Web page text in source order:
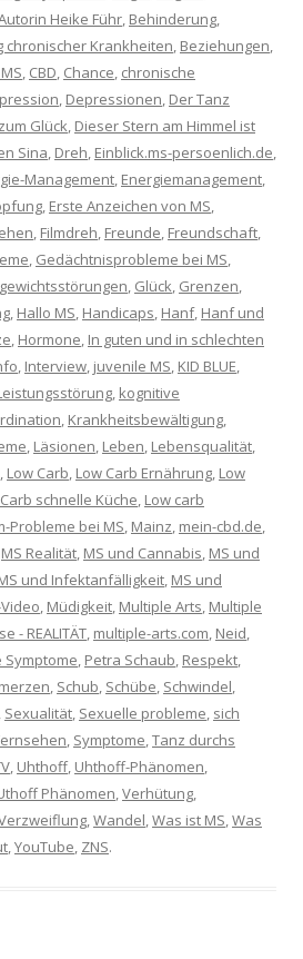
Heike Führ, Behinderung,
chronischer Krankheiten, Beziehungen,
, CBD, Chance, chronische
, Depressionen, Der Tanz
Glück, Dieser Stern am Himmel ist
Sina, Dreh, Einblick.ms-persoenlich.de,
Management, Energiemanagement,
, Erste Anzeichen von MS,
, Filmdreh, Freunde, Freundschaft,
, Gedächtnisprobleme bei MS,
, Glück, Grenzen,
, Hallo MS, Handicaps, Hanf, Hanf und
, Hormone, In guten und in schlechten
, Interview, juvenile MS, KID BLUE,
, kognitive
, Krankheitsbewältigung,
, Läsionen, Leben, Lebensqualität,
, Low Carb, Low Carb Ernährung, Low
schnelle Küche, Low carb
Probleme bei MS, Mainz, mein-cbd.de,
MS Realität, MS und Cannabis, MS und
und Infektanfälligkeit, MS und
, Müdigkeit, Multiple Arts, Multiple
- REALITÄT, multiple-arts.com, Neid,
, Petra Schaub, Respekt,
, Schub, Schübe, Schwindel,
, Sexualität, Sexuelle probleme, sich
, Symptome,Tanz durchs
, Uhthoff, Uhthoff-Phänomen,
Phänomen,Verhütung,
,Wandel,Was ist MS,Was
,YouTube, ZNS.